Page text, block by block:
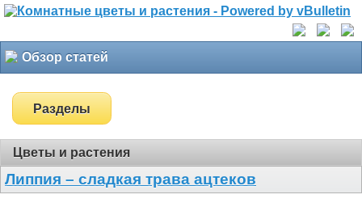
Обзор статей
Разделы
Цветы и растения
Липпия – сладкая трава ацтеков